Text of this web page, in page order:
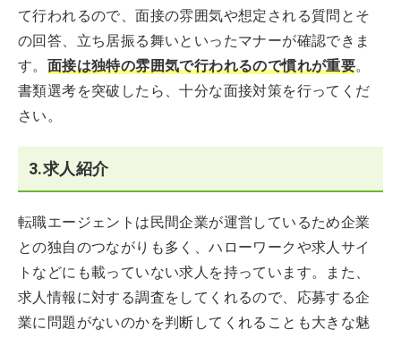
て行われるので、面接の雰囲気や想定される質問とそ
の回答、立ち居振る舞いといったマナーが確認できま
す。 面接は独特の雰囲気で行われるので慣れが重要。
書類選考を突破したら、十分な面接対策を行ってくだ
さい。
3.求人紹介
転職エージェントは民間企業が運営しているため企業
との独自のつながりも多く、ハローワークや求人サイ
トなどにも載っていない求人を持っています。また、
求人情報に対する調査をしてくれるので、応募する企
業に問題がないのかを判断してくれることも大きな魅